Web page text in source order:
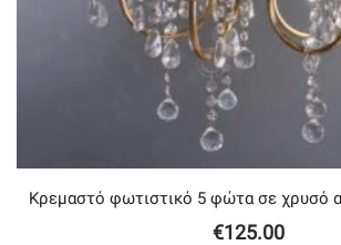
Κρεμαστό φωτιστικό 5 φώτα σε χρυσό
€125.00